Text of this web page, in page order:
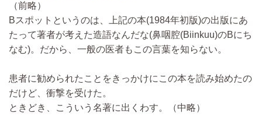
（前略）
Bスポットというのは、上記の本(1984年初版)の出版にあ
たって著者が考えた造語なんだな(鼻咽腔(Biinkuu)のBにち
なむ)。だから、一般の医者もこの言葉を知らない。
患者に勧められたことをきっかけにこの本を読み始めたの
だけど、衝撃を受けた。
ときどき、こういう名著に出くわす。
（中略）